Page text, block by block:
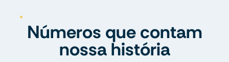
Números que contam
nossa história